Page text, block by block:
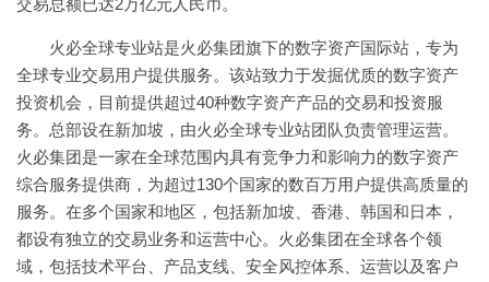
火必全球专业站是火必集团旗下的数字资产国际站，专为
全球专业交易用户提供服务。该站致力于发掘优质的数字资产
投资机会，目前提供超过40种数字资产产品的交易和投资服
务。总部设在新加坡，由火必全球专业站团队负责管理运营。
火必集团是一家在全球范围内具有竞争力和影响力的数字资产
综合服务提供商，为超过130个国家的数百万用户提供高质量的
服务。在多个国家和地区，包括新加坡、香港、韩国和日本，
都设有独立的交易业务和运营中心。火必集团在全球各个领
域，包括技术平台、产品支线、安全风控体系、运营以及客户